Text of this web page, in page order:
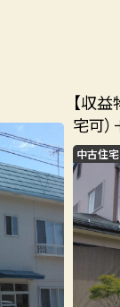
【収
宅可
中古住宅